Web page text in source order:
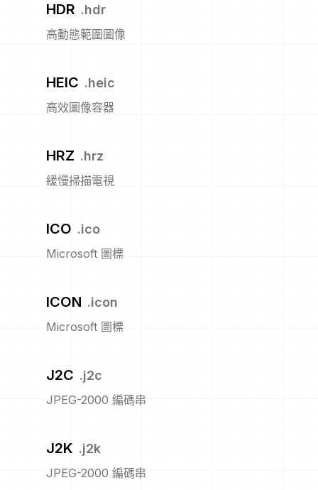
HDR .hdr
高動態範圍圖像
HEIC .heic
高效圖像容器
HRZ .hrz
緩慢掃描電視
ICO .ico
Microsoft 圖標
ICON .icon
Microsoft 圖標
J2C .j2c
JPEG-2000 編碼串
J2K .j2k
JPEG-2000 編碼串